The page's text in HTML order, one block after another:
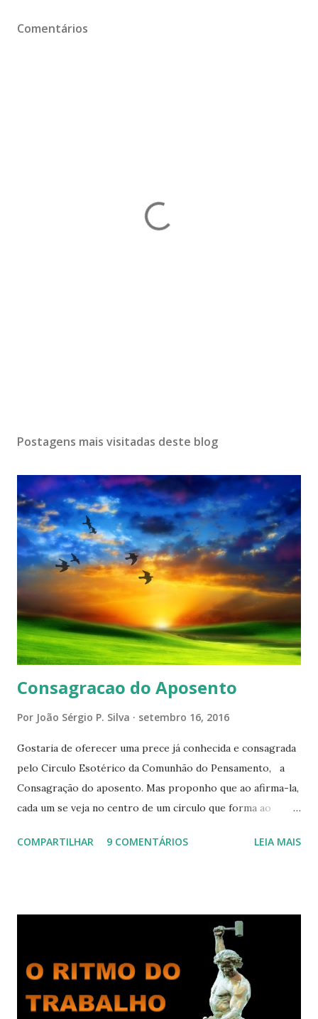
Comentários
Postagens mais visitadas deste blog
Consagracao do Aposento
Por João Sérgio P. Silva setembro 16, 2016
Gostaria de oferecer uma prece já conhecida e consagrada
pelo Circulo Esotérico da Comunhão do Pensamento, a
Consagração do aposento. Mas proponho que ao afirma-la,
cada um se veja no centro de um círculo que forma ao
cada um de nós mesmos. Um círculo que cresce e se
relacionamos e vai se ampliando e tocando os círculos
iluminados daqueles com que cooperamos, formando um
círculo cada vez maior de Paz e Harmonia. CONSAGRAÇÃO
DO APOSENTO Dentro do Círculo Infinito da Divina
Presença que me envolve inteiramente Afirmo: Há uma só
COMPARTILHAR 9 COMENTÁRIOS LEIA MAIS